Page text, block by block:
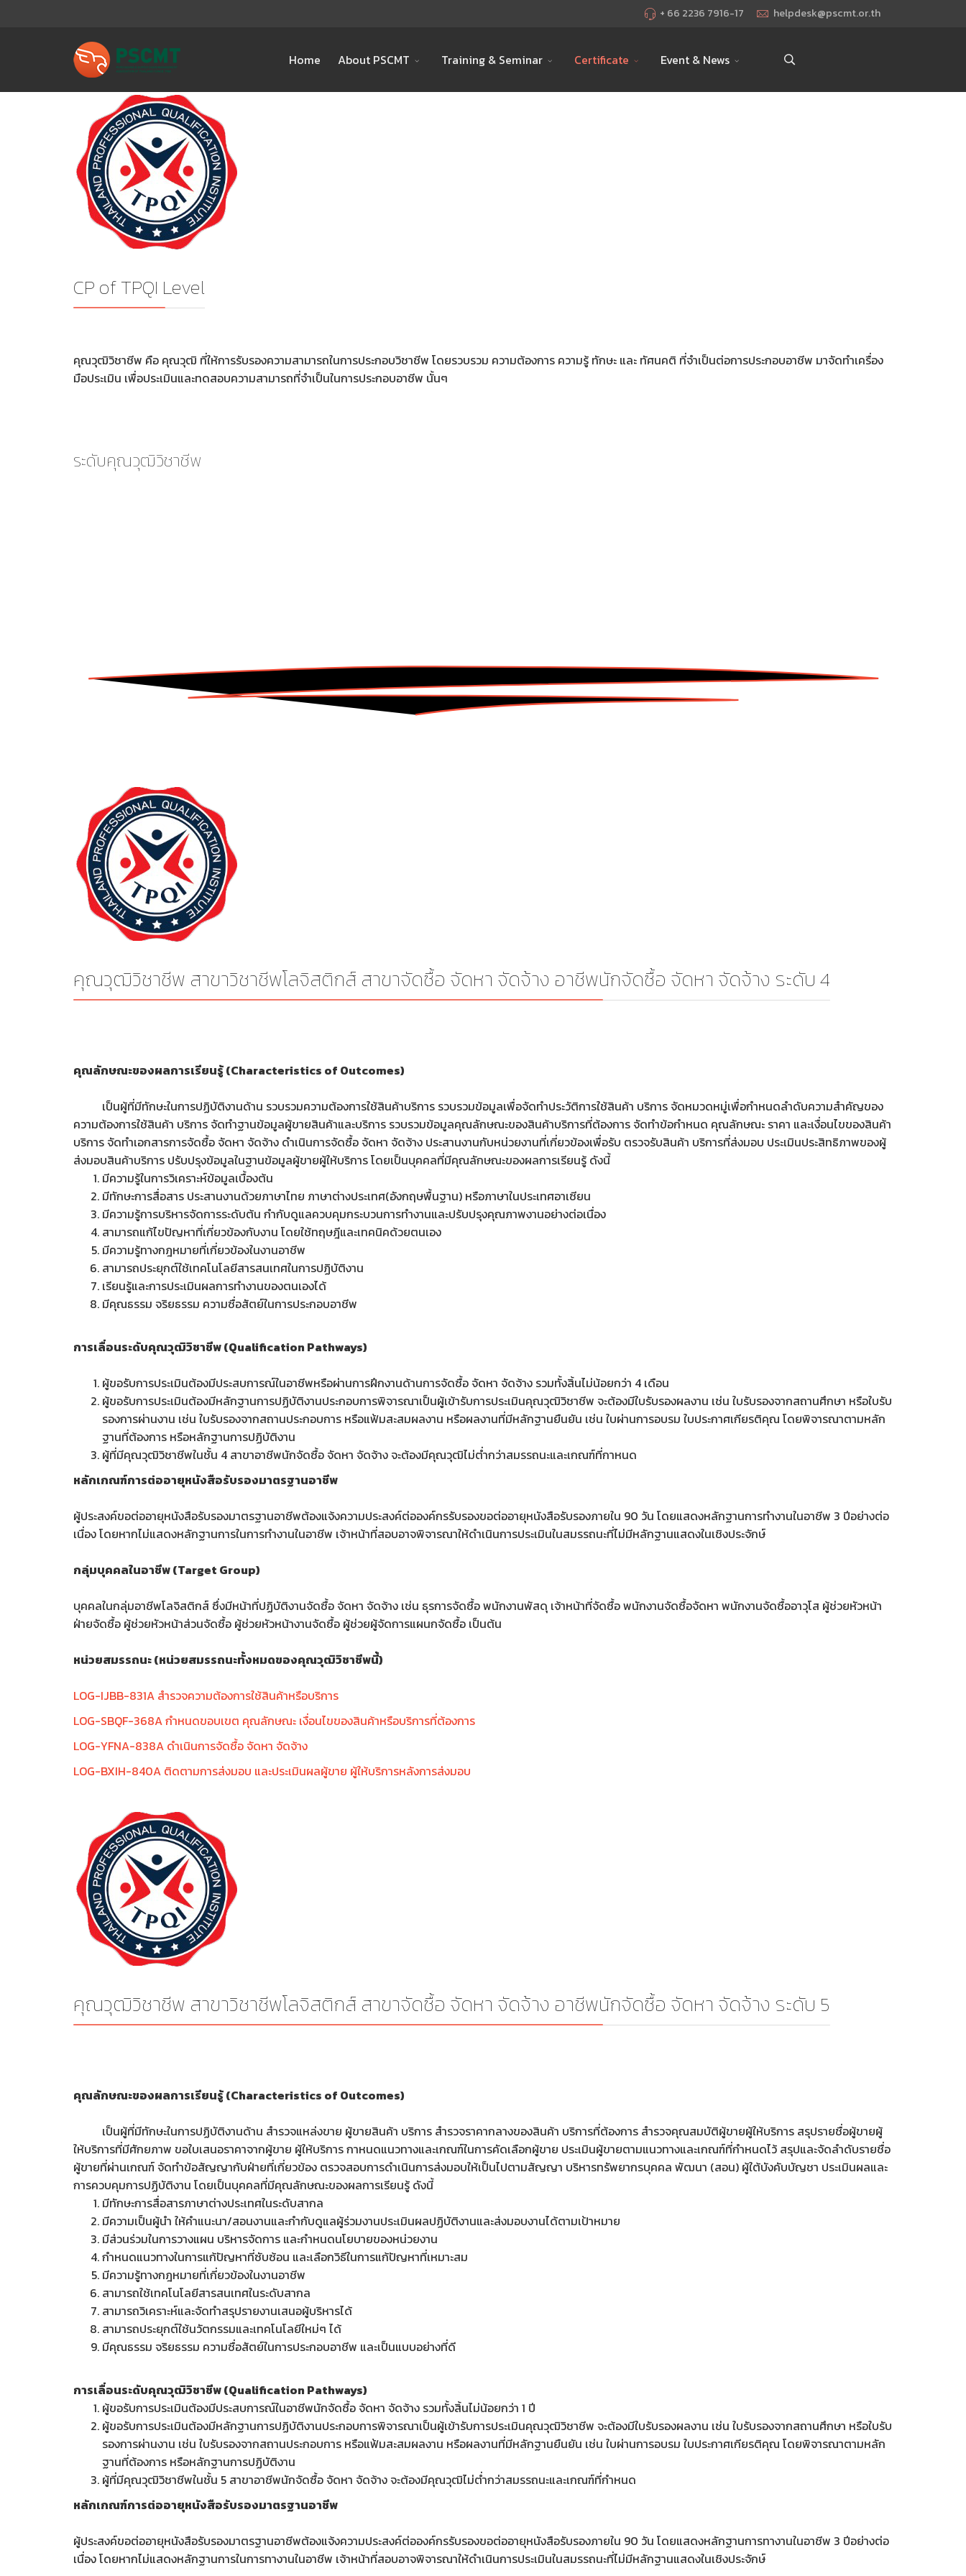
+ 66 2236 7916-17 helpdesk@pscmt.or.th
Home About PSCMT Training & Seminar Certificate Event & News
CP of TPQI Level
คุณวุฒิวิชาชีพ คือ คุณวุฒิ ที่ให้การรับรองความสามารถในการประกอบวิชาชีพ โดยรวบรวม ความต้องการ ความรู้ ทักษะ และ ทัศนคติ ที่จำเป็นต่อการประกอบอาชีพ มาจัดทำเครื่อง
มือประเมิน เพื่อประเมินและทดสอบความสามารถที่จำเป็นในการประกอบอาชีพ นั้นๆ
ระดับคุณวุฒิวิชาชีพ
คุณวุฒิวิชาชีพ สาขาวิชาชีพโลจิสติกส์ สาขาจัดซื้อ จัดหา จัดจ้าง อาชีพนักจัดซื้อ จัดหา จัดจ้าง ระดับ 4
คุณลักษณะของผลการเรียนรู้ (Characteristics of Outcomes)
เป็นผู้ที่มีทักษะในการปฏิบัติงานด้าน รวบรวมความต้องการใช้สินค้าบริการ รวบรวมข้อมูลเพื่อจัดทำประวัติการใช้สินค้า บริการ จัดหมวดหมู่เพื่อกำหนดลำดับความสำคัญของ
ความต้องการใช้สินค้า บริการ จัดทำฐานข้อมูลผู้ขายสินค้าและบริการ รวบรวมข้อมูลคุณลักษณะของสินค้าบริการที่ต้องการ จัดทำข้อกำหนด คุณลักษณะ ราคา และเงื่อนไขของสินค้า
บริการ จัดทำเอกสารการจัดซื้อ จัดหา จัดจ้าง ดำเนินการจัดซื้อ จัดหา จัดจ้าง ประสานงานกับหน่วยงานที่เกี่ยวข้องเพื่อรับ ตรวจรับสินค้า บริการที่ส่งมอบ ประเมินประสิทธิภาพของผู้
ส่งมอบสินค้าบริการ ปรับปรุงข้อมูลในฐานข้อมูลผู้ขายผู้ให้บริการ โดยเป็นบุคคลที่มีคุณลักษณะของผลการเรียนรู้ ดังนี้
มีความรู้ในการวิเคราะห์ข้อมูลเบื้องต้น
มีทักษะการสื่อสาร ประสานงานด้วยภาษาไทย ภาษาต่างประเทศ(อังกฤษพื้นฐาน) หรือภาษาในประเทศอาเซียน
มีความรู้การบริหารจัดการระดับต้น กำกับดูแลควบคุมกระบวนการทำงานและปรับปรุงคุณภาพงานอย่างต่อเนื่อง
สามารถแก้ไขปัญหาที่เกี่ยวข้องกับงาน โดยใช้ทฤษฎีและเทคนิคด้วยตนเอง
มีความรู้ทางกฎหมายที่เกี่ยวข้องในงานอาชีพ
สามารถประยุกต์ใช้เทคโนโลยีสารสนเทศในการปฏิบัติงาน
เรียนรู้และการประเมินผลการทำงานของตนเองได้
มีคุณธรรม จริยธรรม ความซื่อสัตย์ในการประกอบอาชีพ
การเลื่อนระดับคุณวุฒิวิชาชีพ (Qualification Pathways)
ผู้ขอรับการประเมินต้องมีประสบการณ์ในอาชีพหรือผ่านการฝึกงานด้านการจัดซื้อ จัดหา จัดจ้าง รวมทั้งสิ้นไม่น้อยกว่า 4 เดือน
ผู้ขอรับการประเมินต้องมีหลักฐานการปฏิบัติงานประกอบการพิจารณาเป็นผู้เข้ารับการประเมินคุณวุฒิวิชาชีพ จะต้องมีใบรับรองผลงาน เช่น ใบรับรองจากสถานศึกษา หรือใบรับ
รองการผ่านงาน เช่น ใบรับรองจากสถานประกอบการ หรือแฟ้มสะสมผลงาน หรือผลงานที่มีหลักฐานยืนยัน เช่น ใบผ่านการอบรม ใบประกาศเกียรติคุณ โดยพิจารณาตามหลัก
ฐานที่ต้องการ หรือหลักฐานการปฏิบัติงาน
ผู้ที่มีคุณวุฒิวิชาชีพในชั้น 4 สาขาอาชีพนักจัดซื้อ จัดหา จัดจ้าง จะต้องมีคุณวุฒิไม่ต่ำกว่าสมรรถนะและเกณฑ์ที่กาหนด
หลักเกณฑ์การต่ออายุหนังสือรับรองมาตรฐานอาชีพ
ผู้ประสงค์ขอต่ออายุหนังสือรับรองมาตรฐานอาชีพต้องแจ้งความประสงค์ต่อองค์กรรับรองขอต่ออายุหนังสือรับรองภายใน 90 วัน โดยแสดงหลักฐานการทำงานในอาชีพ 3 ปีอย่างต่อ
เนื่อง โดยหากไม่แสดงหลักฐานการในการทำงานในอาชีพ เจ้าหน้าที่สอบอาจพิจารณาให้ดำเนินการประเมินในสมรรถนะที่ไม่มีหลักฐานแสดงในเชิงประจักษ์
กลุ่มบุคคลในอาชีพ (Target Group)
บุคคลในกลุ่มอาชีพโลจิสติกส์ ซึ่งมีหน้าที่ปฏิบัติงานจัดซื้อ จัดหา จัดจ้าง เช่น ธุรการจัดซื้อ พนักงานพัสดุ เจ้าหน้าที่จัดซื้อ พนักงานจัดซื้อจัดหา พนักงานจัดซื้ออาวุโส ผู้ช่วยหัวหน้า
ฝ่ายจัดซื้อ ผู้ช่วยหัวหน้าส่วนจัดซื้อ ผู้ช่วยหัวหน้างานจัดซื้อ ผู้ช่วยผู้จัดการแผนกจัดซื้อ เป็นต้น
หน่วยสมรรถนะ (หน่วยสมรรถนะทั้งหมดของคุณวุฒิวิชาชีพนี้)
LOG-IJBB-831A สำรวจความต้องการใช้สินค้าหรือบริการ
LOG-SBQF-368A กำหนดขอบเขต คุณลักษณะ เงื่อนไขของสินค้าหรือบริการที่ต้องการ
LOG-YFNA-838A ดำเนินการจัดซื้อ จัดหา จัดจ้าง
LOG-BXIH-840A ติดตามการส่งมอบ และประเมินผลผู้ขาย ผู้ให้บริการหลังการส่งมอบ
คุณวุฒิวิชาชีพ สาขาวิชาชีพโลจิสติกส์ สาขาจัดซื้อ จัดหา จัดจ้าง อาชีพนักจัดซื้อ จัดหา จัดจ้าง ระดับ 5
คุณลักษณะของผลการเรียนรู้ (Characteristics of Outcomes)
เป็นผู้ที่มีทักษะในการปฏิบัติงานด้าน สำรวจแหล่งขาย ผู้ขายสินค้า บริการ สำรวจราคากลางของสินค้า บริการที่ต้องการ สำรวจคุณสมบัติผู้ขายผู้ให้บริการ สรุปรายชื่อผู้ขายผู้
ให้บริการที่มีศักยภาพ ขอใบเสนอราคาจากผู้ขาย ผู้ให้บริการ กาหนดแนวทางและเกณฑ์ในการคัดเลือกผู้ขาย ประเมินผู้ขายตามแนวทางและเกณฑ์ที่กำหนดไว้ สรุปและจัดลำดับรายชื่อ
ผู้ขายที่ผ่านเกณฑ์ จัดทำข้อสัญญากับฝ่ายที่เกี่ยวข้อง ตรวจสอบการดำเนินการส่งมอบให้เป็นไปตามสัญญา บริหารทรัพยากรบุคคล พัฒนา (สอน) ผู้ใต้บังคับบัญชา ประเมินผลและ
การควบคุมการปฏิบัติงาน โดยเป็นบุคคลที่มีคุณลักษณะของผลการเรียนรู้ ดังนี้
มีทักษะการสื่อสารภาษาต่างประเทศในระดับสากล
มีความเป็นผู้นำ ให้คำแนะนา/สอนงานและกำกับดูแลผู้ร่วมงานประเมินผลปฏิบัติงานและส่งมอบงานได้ตามเป้าหมาย
มีส่วนร่วมในการวางแผน บริหารจัดการ และกำหนดนโยบายของหน่วยงาน
กำหนดแนวทางในการแก้ปัญหาที่ซับซ้อน และเลือกวิธีในการแก้ปัญหาที่เหมาะสม
มีความรู้ทางกฎหมายที่เกี่ยวข้องในงานอาชีพ
สามารถใช้เทคโนโลยีสารสนเทศในระดับสากล
สามารถวิเคราะห์และจัดทำสรุปรายงานเสนอผู้บริหารได้
สามารถประยุกต์ใช้นวัตกรรมและเทคโนโลยีใหม่ๆ ได้
มีคุณธรรม จริยธรรม ความซื่อสัตย์ในการประกอบอาชีพ และเป็นแบบอย่างที่ดี
การเลื่อนระดับคุณวุฒิวิชาชีพ (Qualification Pathways)
ผู้ขอรับการประเมินต้องมีประสบการณ์ในอาชีพนักจัดซื้อ จัดหา จัดจ้าง รวมทั้งสิ้นไม่น้อยกว่า 1 ปี
ผู้ขอรับการประเมินต้องมีหลักฐานการปฏิบัติงานประกอบการพิจารณาเป็นผู้เข้ารับการประเมินคุณวุฒิวิชาชีพ จะต้องมีใบรับรองผลงาน เช่น ใบรับรองจากสถานศึกษา หรือใบรับ
รองการผ่านงาน เช่น ใบรับรองจากสถานประกอบการ หรือแฟ้มสะสมผลงาน หรือผลงานที่มีหลักฐานยืนยัน เช่น ใบผ่านการอบรม ใบประกาศเกียรติคุณ โดยพิจารณาตามหลัก
ฐานที่ต้องการ หรือหลักฐานการปฏิบัติงาน
ผู้ที่มีคุณวุฒิวิชาชีพในชั้น 5 สาขาอาชีพนักจัดซื้อ จัดหา จัดจ้าง จะต้องมีคุณวุฒิไม่ต่ำกว่าสมรรถนะและเกณฑ์ที่กำหนด
หลักเกณฑ์การต่ออายุหนังสือรับรองมาตรฐานอาชีพ
ผู้ประสงค์ขอต่ออายุหนังสือรับรองมาตรฐานอาชีพต้องแจ้งความประสงค์ต่อองค์กรรับรองขอต่ออายุหนังสือรับรองภายใน 90 วัน โดยแสดงหลักฐานการทางานในอาชีพ 3 ปีอย่างต่อ
เนื่อง โดยหากไม่แสดงหลักฐานการในการทางานในอาชีพ เจ้าหน้าที่สอบอาจพิจารณาให้ดำเนินการประเมินในสมรรถนะที่ไม่มีหลักฐานแสดงในเชิงประจักษ์